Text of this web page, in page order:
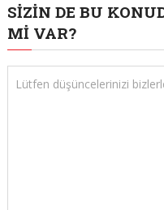
SIZIN DE BU
MI VAR?